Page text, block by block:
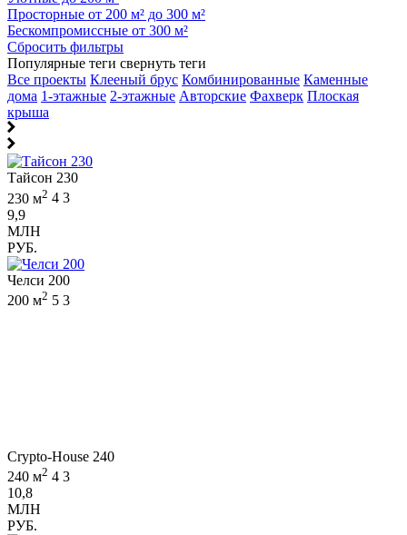
Просторные от 200 м² до 300 м²
Бескомпромиссные от 300 м²
Сбросить фильтры
Популярные теги свернуть теги
Все проекты Клееный брус Комбинированные Каменные
дома 1-этажные 2-этажные Авторские Фахверк Плоская
крыша
Тайсон 230
230 м2 4 3
9,9
МЛН
РУБ.
Челси 200
200 м2 5 3
Crypto-House 240
240 м2 4 3
10,8
МЛН
РУБ.